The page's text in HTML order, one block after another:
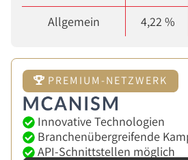
Allgemein
4,22 %
PREMIUM-NETZWERK
Innovative Technologien
Branchenübergreifende
API-Schnittstellen möglich